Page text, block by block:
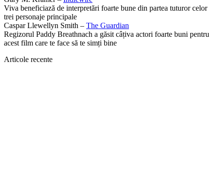
Viva beneficiază de interpretări foarte bune din partea tuturor celor
trei personaje principale
Caspar Llewellyn Smith – The Guardian
Regizorul Paddy Breathnach a găsit câțiva actori foarte buni pentru
acest film care te face să te simți bine
Articole recente